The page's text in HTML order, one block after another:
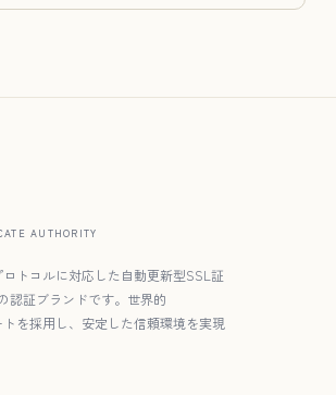
AUTHORITY
トコルに対応した自動更新型SSL証
認証ブランドです。世界的
を採用し、安定した信頼環境を実現